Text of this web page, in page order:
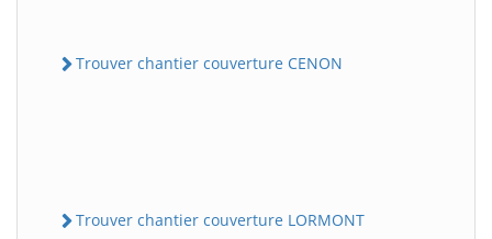
Trouver chantier couverture CENON
Trouver chantier couverture LORMONT